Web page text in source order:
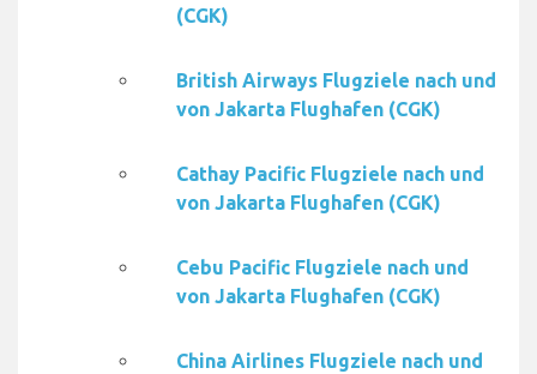
(CGK)
British Airways Flugziele nach und
von Jakarta Flughafen (CGK)
Cathay Pacific Flugziele nach und
von Jakarta Flughafen (CGK)
Cebu Pacific Flugziele nach und
von Jakarta Flughafen (CGK)
China Airlines Flugziele nach und